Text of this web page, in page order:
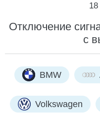
Отключение
с
BMW
Volkswagen